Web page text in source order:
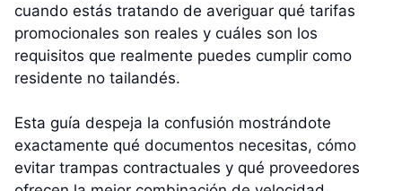
cuando estás tratando de averiguar qué tarifas
promocionales son reales y cuáles son los
requisitos que realmente puedes cumplir como
residente no tailandés.
Esta guía despeja la confusión mostrándote
exactamente qué documentos necesitas, cómo
evitar trampas contractuales y qué proveedores